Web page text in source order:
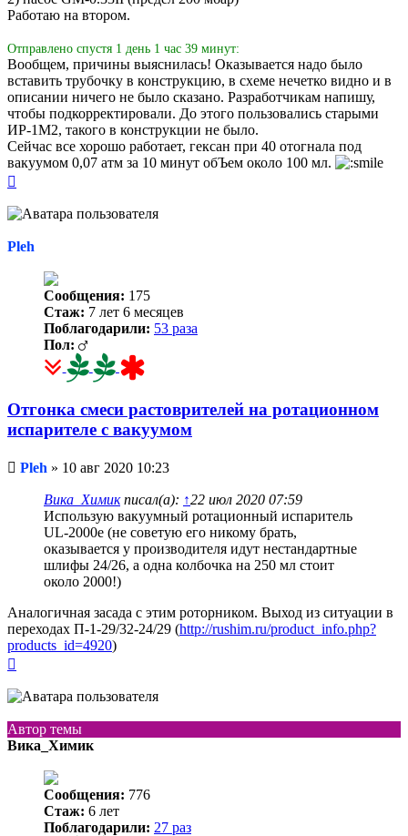
Работаю на втором.
Отправлено спустя 1 день 1 час 39 минут:
Вообщем, причины выяснилась! Оказывается надо было
вставить трубочку в конструкцию, в схеме нечетко видно и в
описании ничего не было сказано. Разработчикам напишу,
чтобы подкорректировали. До этого пользовались старыми
ИР-1М2, такого в конструкции не было.
Сейчас все хорошо работает, гексан при 40 отогнала под
вакуумом 0,07 атм за 10 минут обЪем около 100 мл.
началу
Pleh
Сообщения: 175
Стаж: 7 лет 6 месяцев
Поблагодарили: 53 раза
Пол:
Отгонка смеси растоврителей на ротационном
испарителе с вакуумом
Непрочитанное
Pleh » 10 авг 2020 10:23
Вика_Химикписал(а): ↑22 июл 2020 07:59
Использую вакуумный ротационный испаритель
UL-2000e (не советую его никому брать,
оказывается у производителя идут нестандартные
шлифы 24/26, а одна колбочка на 250 мл стоит
около 2000!)
Аналогичная засада с этим роторником. Выход из ситуации в
переходах П-1-29/32-24/29 (http://rushim.ru/product_info.php?
products_id=4920)
началу
Автор темы
Вика_Химик
Сообщения: 776
Стаж: 6 лет
Поблагодарили: 27 раз